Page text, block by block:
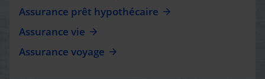
Assurance prêt hypothécaire
Assurance vie
Assurance voyage